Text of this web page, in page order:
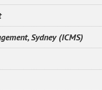
Sydney (ICMS)